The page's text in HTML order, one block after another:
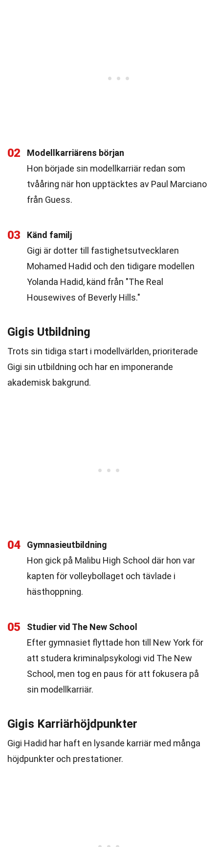
02
Modellkarriärens början
Hon började sin modellkarriär redan som
tvååring när hon upptäcktes av Paul Marciano
från Guess.
03
Känd familj
Gigi är dotter till fastighetsutvecklaren
Mohamed Hadid och den tidigare modellen
Yolanda Hadid, känd från "The Real
Housewives of Beverly Hills."
Gigis Utbildning
Trots sin tidiga start i modellvärlden, prioriterade
Gigi sin utbildning och har en imponerande
akademisk bakgrund.
04
Gymnasieutbildning
Hon gick på Malibu High School där hon var
kapten för volleybollaget och tävlade i
hästhoppning.
05
Studier vid The New School
Efter gymnasiet flyttade hon till New York för
att studera kriminalpsykologi vid The New
School, men tog en paus för att fokusera på
sin modellkarriär.
Gigis Karriärhöjdpunkter
Gigi Hadid har haft en lysande karriär med många
höjdpunkter och prestationer.